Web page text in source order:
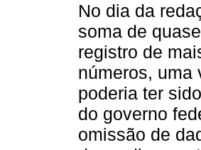
No dia da
soma de
registro de
números, uma
poderia ter
do governo
omissão de